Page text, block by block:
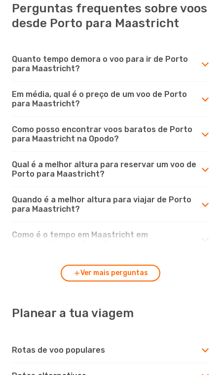
Perguntas frequentes sobre voos
desde Porto para Maastricht
Quanto tempo demora o voo para ir de Porto
para Maastricht?
Em média, qual é o preço de um voo de Porto
para Maastricht?
Como posso encontrar voos baratos de Porto
para Maastricht na Opodo?
Qual é a melhor altura para reservar um voo de
Porto para Maastricht?
Quando é a melhor altura para viajar de Porto
para Maastricht?
Como é o tempo em Maastricht em
Ver mais perguntas
Planear a tua viagem
Rotas de voo populares